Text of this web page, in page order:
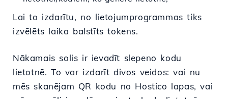
Lai to izdarītu, no lietojumprogrammas tiks
izvēlēts laika balstīts tokens.
Nākamais solis ir ievadīt slepeno kodu
lietotnē. To var izdarīt divos veidos: vai nu
mēs skanējam QR kodu no Hostico lapas, vai